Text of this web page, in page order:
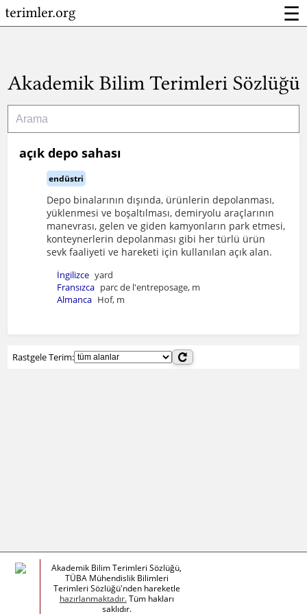
☰
açık depo sahası
endüstri
Depo binalarının dışında, ürünlerin depolanması,
yüklenmesi ve boşaltılması, demiryolu araçlarının
manevrası, gelen ve giden kamyonların park etmesi,
konteynerlerin depolanması gibi her türlü ürün
sevk faaliyeti ve hareketi için kullanılan açık alan.
İngilizce yard
Fransızca parc de l'entreposage, m
Almanca Hof, m
Rastgele Terim:
Akademik Bilim Terimleri Sözlüğü,
TÜBA Mühendislik Bilimleri
Terimleri Sözlüğü'nden hareketle
hazırlanmaktadır.Tüm hakları
saklıdır.